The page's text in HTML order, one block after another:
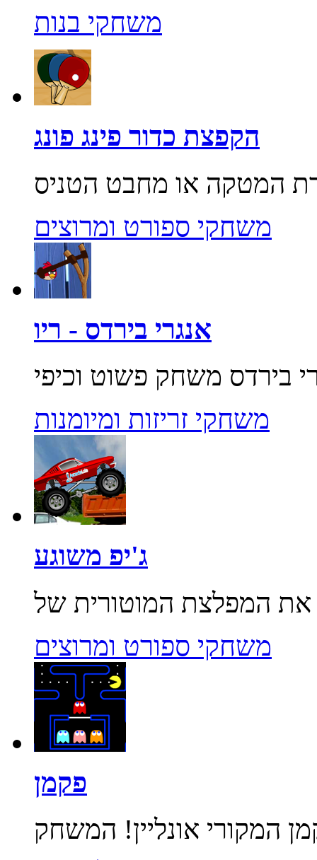
משחקי בנות
הקפצת כדור פינג פונג
משחקי ספורט ומרוצים
אנגרי בירדס - ריו
משחקי זריזות ומיומנות
ג'יפ משוגע
משחקי ספורט ומרוצים
פקמן